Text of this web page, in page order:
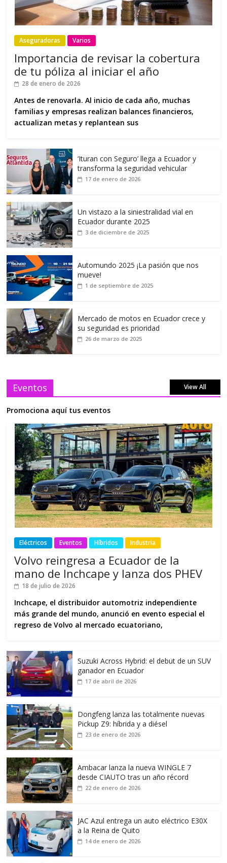
Aseguradoras Varios
Importancia de revisar la cobertura
de tu póliza al iniciar el año
28 de enero de 2026
Antes de renovarla. Al inicio de cada año, muchas
familias y empresas realizan balances financieros,
actualizan metas y replantean sus
‘Ituran con Seguro’ llega a Ecuador y
transforma la seguridad vehicular
17 de enero de 2026
Un vistazo a la siniestralidad vial en
Ecuador durante 2025
3 de diciembre de 2025
Automundo 2025 ¡La pasión que nos
mueve!
1 de septiembre de 2025
Mercado de motos en Ecuador crece y
su seguridad es prioridad
26 de marzo de 2025
Eventos View All
Promociona aquí tus eventos
Eléctricos Eventos Híbridos Industria
Volvo reingresa a Ecuador de la
mano de Inchcape y lanza dos PHEV
18 de julio de 2026
Inchcape, el distribuidor automotriz independiente
más grande del mundo, anunció en evento especial el
regreso de Volvo al mercado ecuatoriano,
Suzuki Across Hybrid: el debut de un SUV
ganador en Ecuador
17 de abril de 2026
Dongfeng lanza las totalmente nuevas
Pickup Z9: híbrida y a diésel
23 de enero de 2026
Ambacar lanza la nueva WINGLE 7
desde CIAUTO tras un año récord
22 de enero de 2026
JAC Azul entrega un auto eléctrico E30X
a la Reina de Quito
14 de enero de 2026